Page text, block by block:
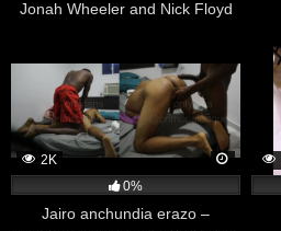
Jonah Wheeler and Nick Floyd
2K
0%
Jairo anchundia erazo –